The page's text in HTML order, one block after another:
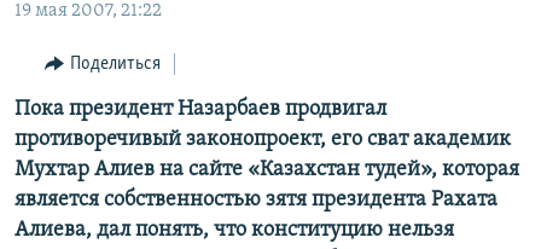
навигации
Вернутся
поиску
ТАДЖИКИСТАН
ҚАЗАҚША
КЫРГЫЗЧА
ЎЗБЕКЧА
ТОҶИКӢ
TÜRKMENÇE
Все сайты РСЕ/РС
19 мая 2007, 21:22
Поделиться
Пока президент Назарбаев продвигал
противоречивый законопроект, его сват академик
Мухтар Алиев на сайте «Казахстан тудей», которая
является собственностью зятя президента Рахата
Алиева, дал понять, что конституцию нельзя